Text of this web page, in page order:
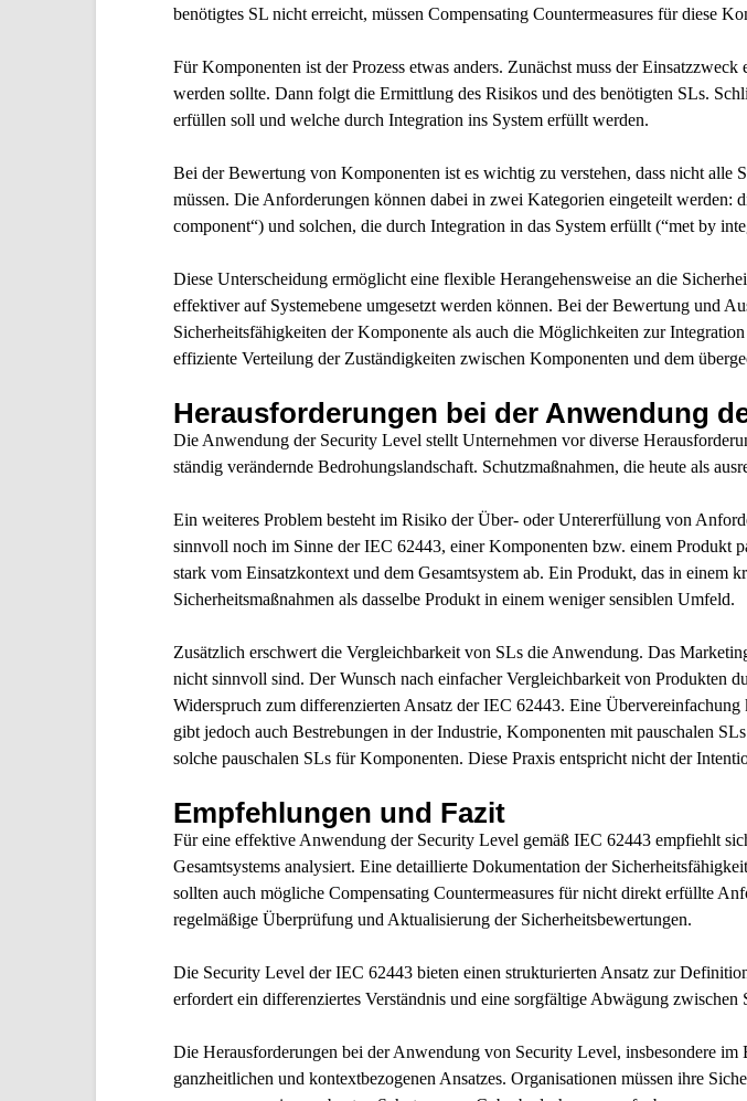
benötigtes SL nicht erreicht, müssen Compensating Countermeasures für diese
FürKomponenten ist der Prozess etwas anders. Zunächst muss der
werden sollte. Dann folgt die Ermittlung des Risikos und des benötigten SLs.
erfüllen soll und welche durch Integration ins System erfüllt werden.
Bei der Bewertung von Komponenten ist es wichtig zu verstehen, dass nicht
müssen. Die Anforderungen können dabei in zwei Kategorien eingeteilt werden:
component“) und solchen, die durch Integration in das System erfüllt (“met by
Diese Unterscheidung ermöglicht eine flexible Herangehensweise an die
effektiver auf Systemebene umgesetzt werden können. Bei der Bewertung und
Sicherheitsfähigkeiten der Komponente als auch die Möglichkeiten zur
effiziente Verteilung der Zuständigkeiten zwischen Komponenten und dem
Herausforderungen bei der Anwendung
Die Anwendung der Security Level stellt Unternehmen vor diverse
ständig verändernde Bedrohungslandschaft. Schutzmaßnahmen, die heute als
Ein weiteres Problem besteht im Risiko der Über- oder Untererfüllung von
sinnvoll noch im Sinne der IEC 62443, einer Komponenten bzw. einem Produkt
stark vom Einsatzkontext und dem Gesamtsystem ab. Ein Produkt, das in einem
Sicherheitsmaßnahmen als dasselbe Produkt in einem weniger sensiblen Umfeld.
Zusätzlich erschwert die Vergleichbarkeit von SLs die Anwendung. Das
nicht sinnvoll sind. Der Wunsch nach einfacher Vergleichbarkeit von Produkten
Widerspruch zum differenzierten Ansatz der IEC 62443. Eine
gibt jedoch auch Bestrebungen in der Industrie, Komponenten mit pauschalen
solche pauschalen SLs für Komponenten. Diese Praxis entspricht nicht der
Empfehlungen und Fazit
Für eine effektive Anwendung der Security Level gemäß IEC 62443 empfiehlt
Gesamtsystems analysiert. Eine detaillierte Dokumentation der
sollten auch mögliche Compensating Countermeasures für nicht direkt erfüllte
regelmäßige Überprüfung und Aktualisierung der Sicherheitsbewertungen.
Die Security Level der IEC 62443 bieten einen strukturierten Ansatz zur
erfordert ein differenziertes Verständnis und eine sorgfältige Abwägung
Die Herausforderungen bei der Anwendung von Security Level, insbesondere
ganzheitlichen und kontextbezogenen Ansatzes. Organisationen müssen ihre